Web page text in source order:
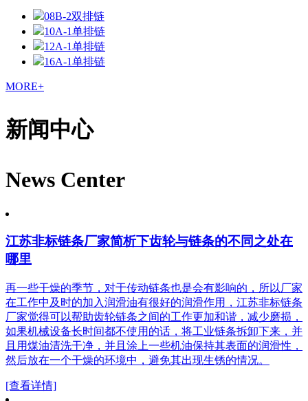
08B-2双排链
10A-1单排链
12A-1单排链
16A-1单排链
MORE+
新闻中心
News Center
江苏非标链条厂家简析下齿轮与链条的不同之处在
哪里
再一些干燥的季节，对于传动链条也是会有影响的，所以厂家
在工作中及时的加入润滑油有很好的润滑作用，江苏非标链条
厂家觉得可以帮助齿轮链条之间的工作更加和谐，减少磨损，
如果机械设备长时间都不使用的话，将工业链条拆卸下来，并
且用煤油清洗干净，并且涂上一些机油保持其表面的润滑性，
然后放在一个干燥的环境中，避免其出现生锈的情况。
[查看详情]